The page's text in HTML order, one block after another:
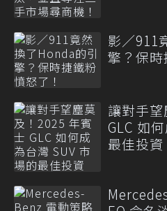
影／911
擎？保時
讓對手
GLC 如
最佳投資